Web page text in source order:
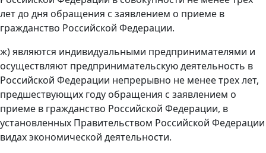
лет до дня обращения с заявлением о приеме в
гражданство Российской Федерации.
ж) являются индивидуальными предпринимателями и
осуществляют предпринимательскую деятельность в
Российской Федерации непрерывно не менее трех лет,
предшествующих году обращения с заявлением о
приеме в гражданство Российской Федерации, в
установленных Правительством Российской Федерации
видах экономической деятельности.